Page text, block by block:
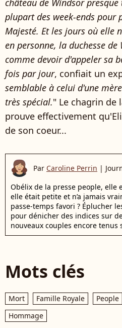
château de Windsor
plupart des week-ends pour
Majesté. Et les jours où elle
en personne, la duchesse de
comme devoir d'appeler sa
fois par jour, confiait un
semblable à celui d'une
très spécial." Le chagrin de
prouve effectivement
de son coeur...
Par Caroline Perrin |
Obélix de la presse people, elle
elle était petite et n’a jamais
passe-temps favori ? Éplucher
pour dénicher des indices sur
nouveaux couples encore tenus
Mots clés
Mort Famille Royale People
Hommage